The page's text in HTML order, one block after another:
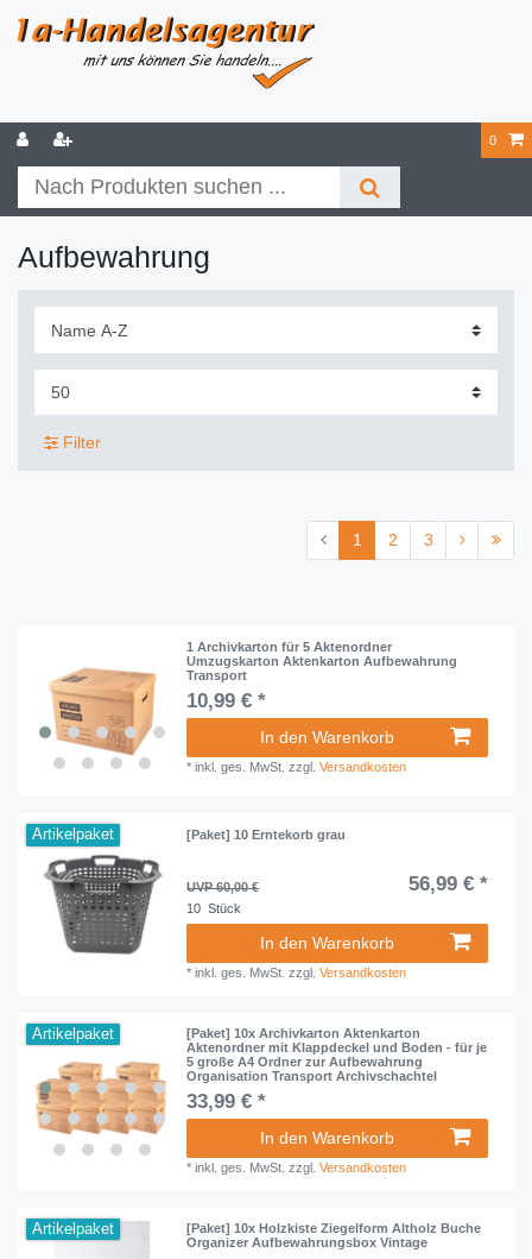
0
Aufbewahrung
Filter
1 2 3
1 Archivkarton für 5 Aktenordner
Umzugskarton Aktenkarton Aufbewahrung
Transport
10,99 € *
In den Warenkorb
*inkl. ges. MwSt. zzgl.Versandkosten
Artikelpaket [Paket] 10 Erntekorb grau
UVP 60,00 € 56,99 € *
10 Stück
In den Warenkorb
*inkl. ges. MwSt. zzgl.Versandkosten
Artikelpaket
[Paket] 10x Archivkarton Aktenkarton
Aktenordner mit Klappdeckel und Boden - für je
5 große A4 Ordner zur Aufbewahrung
Organisation Transport Archivschachtel
33,99 € *
In den Warenkorb
*inkl. ges. MwSt. zzgl.Versandkosten
Artikelpaket
[Paket] 10x Holzkiste Ziegelform Altholz Buche
Organizer Aufbewahrungsbox Vintage